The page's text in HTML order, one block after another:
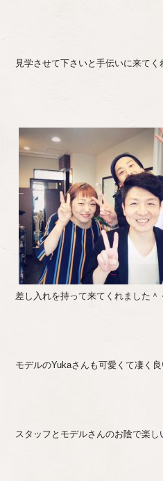
見学させて下さいと手伝いに来てく
差し入れを持って来てくれました＾
モデルのYukaさんも可愛くて凄く
スタッフとモデルさんのお陰で楽